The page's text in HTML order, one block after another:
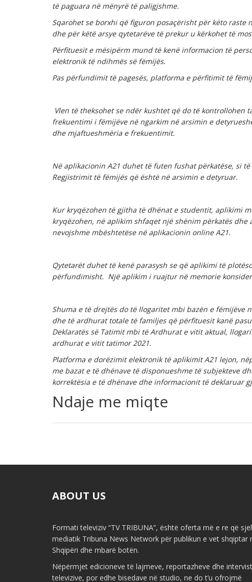
të paguara në mënyrë të paligjshme.
Sqarohet se borxhi që figuron posaçërisht për këto
dhe për këtë arsye qytetarëve të prekur u kërkohet të
Përfituesit e mësipërm mund të kenë informacion të
elektronik të ndihmës së fëmijës.
Pas përfundimit të pagesës, platforma e përfitimit të
Vlen të theksohet se ndër kushtet që do të kontrollohen
frekuentimi i fëmijëve në ngarkim në arsimin e
dhe mjaftueshmëria e frekuentimit.
Në aplikacionin A21 duhet të futen fushat përkatëse, si
Regjistrimit të fëmijës që është në arsimin e detyruar.
Kurkryqëzohen të gjitha të dhënat e studentit, aplikimi
kryqëzohen, në aplikim shfaqet një shënim përkatës
nevojshme mbështetëse në aplikacionin online A21.
Qytetarët duhet të kenë parasysh se që aplikimi të
përfundimisht. Një aplikim i ruajtur në memorie
Shuma e të drejtës do të llogaritet mbi bazën e fëmijëve
dhe të ardhurat totale të familjes që përfituesit kanë
Deklaratës së Tatimit mbi të Ardhurat e vitit aktual,
ardhurat e vitit tatimor 2021.
Platforma e dorëzimit elektronik të aplikimit A21 lejon,
me bazat e të dhënave të disponueshme të subjekteve
korrektësia e të dhënave dhe informacionit të deklaruar
Ndaje me miqte
ABOUT US
Formati televiziv “TV TRIBUNA”, është oferta më e re që
mediatik Tribuna News Network për publikun e vet shqiptar
Shqipëri dhe mbarë botën.
Nëpërmjet edicioneve të lajmeve, reportazheve dhe
televizive, por edhe bisedave në studio, ne do t’u ofrojmë